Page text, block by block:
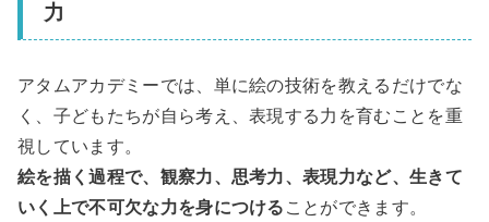
力
アタムアカデミーでは、単に絵の技術を教えるだけでな
く、子どもたちが自ら考え、表現する力を育むことを重
視しています。
絵を描く過程で、観察力、思考力、表現力など、生きて
いく上で不可欠な力を身につける ことができます。